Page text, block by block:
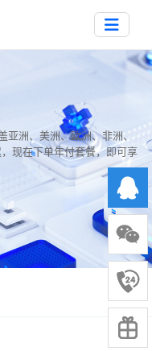
亚洲、美洲、欧洲、非洲、
现在下单年付套餐，即可享
▼
▼